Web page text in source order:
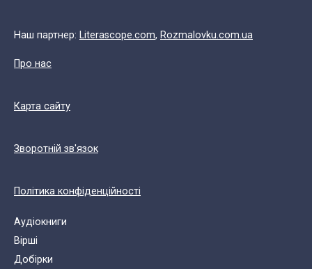
Наш партнер: Literascope.com, Rozmalovku.com.ua
Про нас
Карта сайту
Зворотній зв'язок
Політика конфіденційності
Аудіокниги
Вірші
Добірки